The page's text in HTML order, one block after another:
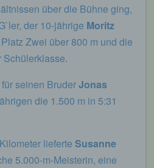
über die Bühne ging,
der 10-jährige Moritz
Zwei über 800 m und die
seinen BruderJonas
die 1.500 m in 5:31
lieferte Susanne
5.000-m-Meisterin, eine
und Informationen
den Datenschutz
in unserem Unternehmen
ein optimales
sicherzustellen. Die
Logfiles werden
eine betroffene Person
Daten
Internetseite